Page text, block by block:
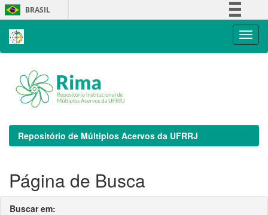
Skip
navigation
BRASIL
Repositório de Múltiplos Acervos da UFRRJ
Página de Busca
Buscar em: